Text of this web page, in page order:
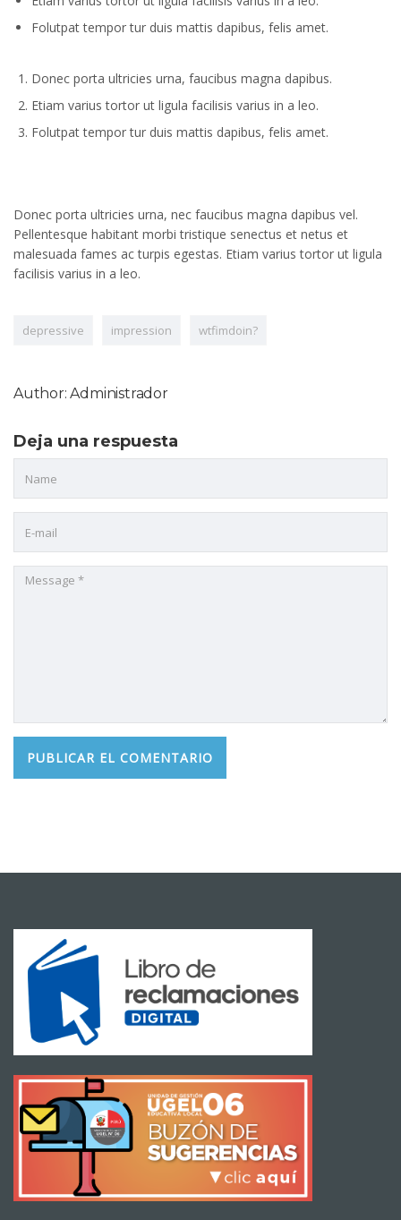
Folutpat tempor tur duis mattis dapibus, felis amet.
Donec porta ultricies urna, faucibus magna dapibus.
Etiam varius tortor ut ligula facilisis varius in a leo.
Folutpat tempor tur duis mattis dapibus, felis amet.
Donec porta ultricies urna, nec faucibus magna dapibus vel.
Pellentesque habitant morbi tristique senectus et netus et
malesuada fames ac turpis egestas. Etiam varius tortor ut ligula
facilisis varius in a leo.
depressive impression wtfimdoin?
Author: Administrador
Deja una respuesta